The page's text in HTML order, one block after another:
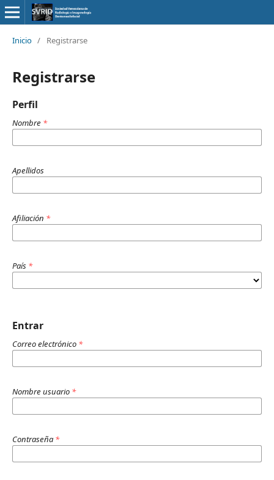
Inicio / Registrarse
Registrarse
Perfil
Nombre *
Apellidos
Afiliación *
País *
Entrar
Correo electrónico *
Nombre usuario *
Contraseña *